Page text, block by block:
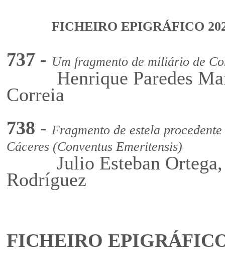
FICHEIRO EPIGRÁFICO
737 - Um fragmento de miliário de
Henrique Paredes
Correia
738 - Fragmento de estela
Cáceres (Conventus Emeritensis)
Julio Esteban Ortega,
Rodríguez
FICHEIRO